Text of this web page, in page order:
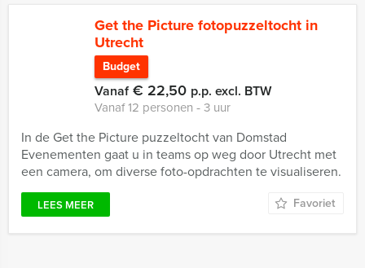
Get the Picture fotopuzzeltocht in
Utrecht
Budget
Vanaf€ 22,50 p.p. excl. BTW
Vanaf 12 personen ‐ 3 uur
In de Get the Picture puzzeltocht van Domstad
Evenementen gaat u in teams op weg door Utrecht met
een camera, om diverse foto-opdrachten te visualiseren.
LEES MEER Favoriet